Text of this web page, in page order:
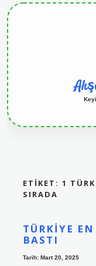
ETIKET: 1
SIRADA
TÜRKIYE
BASTI
Tarih: Mart 20, 2025